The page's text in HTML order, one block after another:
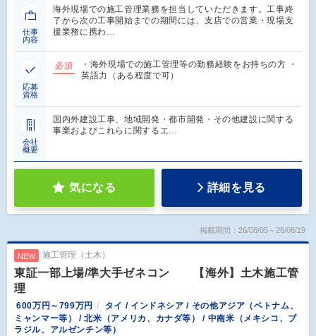
仕事
内容
海外現場での施工管理業務を担当していただきます。工事終
了から次の工事開始までの期間には、支店での営業・現場支
援業務に携わ…
応募
資格
必須
・海外現場での施工管理等の勤務経験をお持ちの方 ・
英語力（ある程度で可）
会社
概要
国内外建設工事、地域開発・都市開発・その他建設に関する
事業およびこれらに関するエ…
気になる 詳細を見る
掲載期間：26/08/05～26/08/19
NEW 施工管理（土木）
東証一部上場/準大手ゼネコン 【海外】土木施工管
理
600万円～799万円
タイ / インドネシア / その他アジア（ベトナム、
ミャンマー等） / 北米（アメリカ、カナダ等） / 中南米（メキシコ、ブ
ラジル、アルゼンチン等）